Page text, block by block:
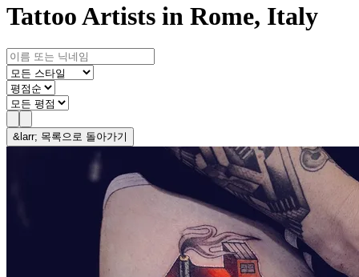
Tattoo Artists in Rome, Italy
&larr; 목록으로 돌아가기